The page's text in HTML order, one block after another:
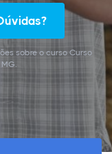
sobre o curso Curso